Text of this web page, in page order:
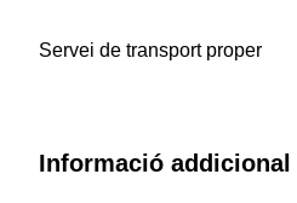
Servei de transport proper
Informació addicional